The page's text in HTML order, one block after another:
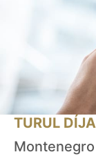
TURUL